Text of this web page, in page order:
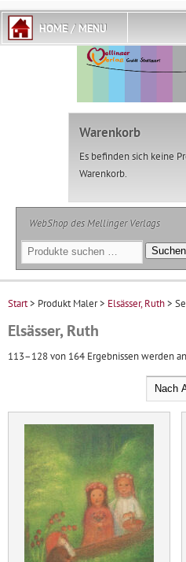
Warenkorb
Es befinden sich keine
Warenkorb.
WebShop des Mellinger Verlags
Suchen
nach:
Suchen
Start> Produkt Maler > Elsässer, Ruth>
Elsässer, Ruth
113–128 von 164 Ergebnissen werden